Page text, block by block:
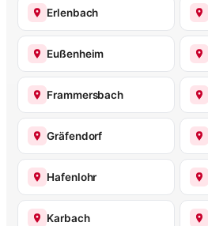
Erlenbach
Eußenheim
Frammersbach
Gräfendorf
Hafenlohr
Karbach